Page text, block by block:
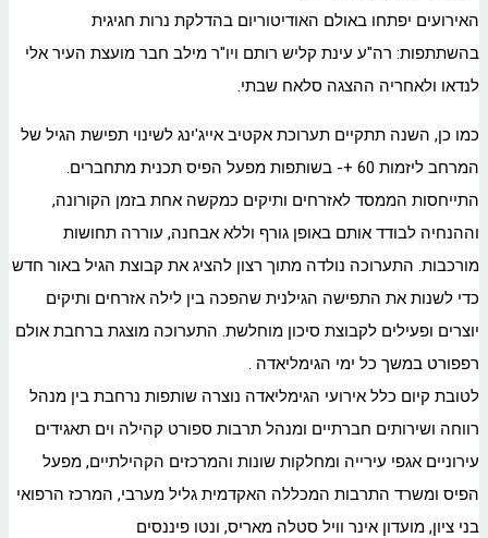
האירועים יפתחו באולם האודיטוריום בהדלקת נרות חגיגית
בהשתתפות: רה"ע עינת קליש רותם ויו"ר מילב חבר מועצת העיר אלי
לנדאו ולאחריה ההצגה סלאח שבתי.
כמו כן, השנה תתקיים תערוכת אקטיב אייג'ינג לשינוי תפישת הגיל של
המרחב ליזמות 60 +- בשותפות מפעל הפיס תכנית מתחברים.
התייחסות הממסד לאזרחים ותיקים כמקשה אחת בזמן הקורונה,
וההנחיה לבודד אותם באופן גורף וללא אבחנה, עוררה תחושות
מורכבות. התערוכה נולדה מתוך רצון להציג את קבוצת הגיל באור חדש
כדי לשנות את התפישה הגילנית שהפכה בין לילה אזרחים ותיקים
יוצרים ופעילים לקבוצת סיכון מוחלשת. התערוכה מוצגת ברחבת אולם
רפפורט במשך כל ימי הגימליאדה .
לטובת קיום כלל אירועי הגימליאדה נוצרה שותפות נרחבת בין מנהל
רווחה ושירותים חברתיים ומנהל תרבות ספורט קהילה וים תאגידים
עירוניים אגפי עירייה ומחלקות שונות והמרכזים הקהילתיים, מפעל
הפיס ומשרד התרבות המכללה האקדמית גליל מערבי, המרכז הרפואי
בני ציון, מועדון אינר וויל סטלה מאריס, ונטו פיננסים